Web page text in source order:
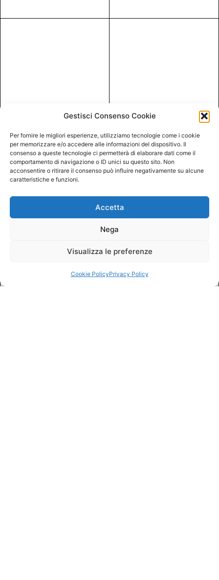
Gestisci Consenso Cookie
Per fornire le migliori esperienze, utilizziamo tecnologie come i cookie
per memorizzare e/o accedere alle informazioni del dispositivo. Il
consenso a queste tecnologie ci permetterà di elaborare dati come il
comportamento di navigazione o ID unici su questo sito. Non
acconsentire o ritirare il consenso può influire negativamente su alcune
caratteristiche e funzioni.
Accetta
Nega
Visualizza le preferenze
Cookie PolicyPrivacy Policy